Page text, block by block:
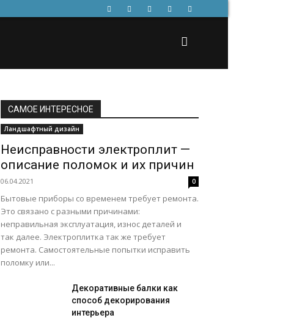
САМОЕ ИНТЕРЕСНОЕ
Ландшафтный дизайн
Неисправности электроплит —
описание поломок и их причин
06.04.2021 0
Бытовые приборы со временем требует ремонта.
Это связано с разными причинами:
неправильная эксплуатация, износ деталей и
так далее. Электроплитка так же требует
ремонта. Самостоятельные попытки исправить
поломку или...
Декоративные балки как
способ декорирования
интерьера